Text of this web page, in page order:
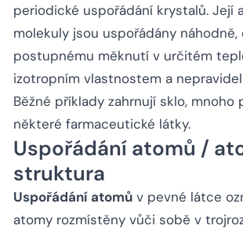
periodické uspořádání krystalů. Její
molekuly jsou uspořádány náhodně,
postupnému měknutí v určitém
izotropním vlastnostem a
Běžné příklady zahrnují sklo, mnoho
některé farmaceutické látky.
Uspořádání atomů /
struktura
Uspořádání atomů v pevné látce
atomy rozmístěny vůči sobě v